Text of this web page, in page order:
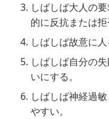
しばしば大人の
的に反抗または拒
しばしば故意に人
しばしば自分の
いにする。
しばしば神経過
やすい。